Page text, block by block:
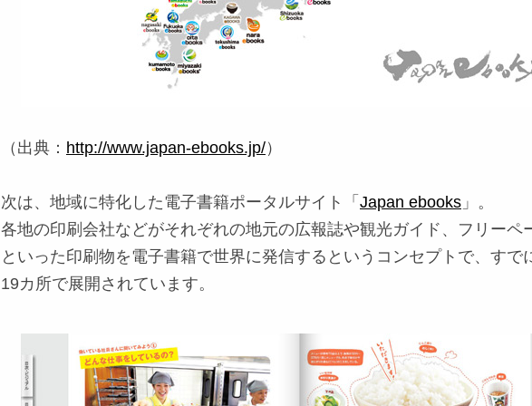
（出典： http://www.japan-ebooks.jp/）
次は、地域に特化した電子書籍ポータルサイト「 Japan ebooks 」。
各地の印刷会社などがそれぞれの地元の広報誌や観光ガイド、フリーペ
といった印刷物を電子書籍で世界に発信するというコンセプトで、すで
19カ所で展開されています。